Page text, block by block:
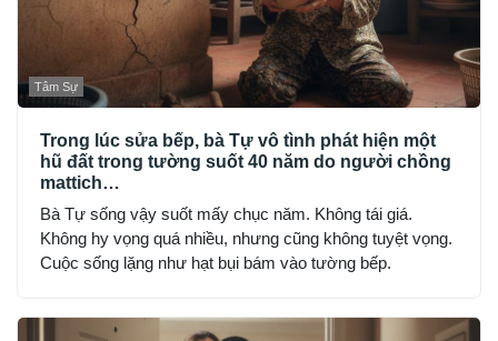
Tâm Sự
Trong lúc sửa bếp, bà Tự vô tình phát hiện một
hũ đất trong tường suốt 40 năm do người chồng
mattich…
Bà Tự sống vậy suốt mấy chục năm. Không tái giá.
Không hy vọng quá nhiều, nhưng cũng không tuyệt vọng.
Cuộc sống lặng như hạt bụi bám vào tường bếp.